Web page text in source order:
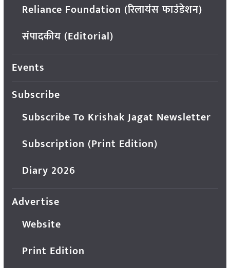
Reliance Foundation (रिलायंस फाउंडेशन)
संपादकीय (Editorial)
Events
Subscribe
Subscribe To Krishak Jagat Newsletter
Subscription (Print Edition)
Diary 2026
Advertise
Website
Print Edition